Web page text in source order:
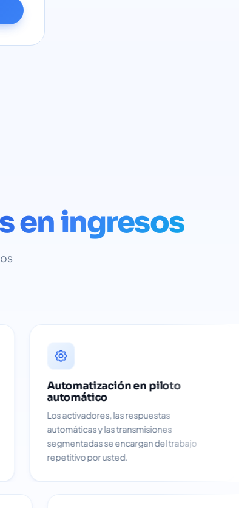
en ingresos
en piloto
las respuestas
y las transmisiones
se encargan del trabajo
por usted.